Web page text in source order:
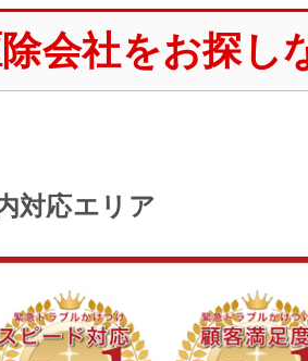
会社をお探し
対応エリア